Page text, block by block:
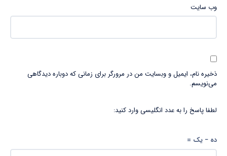
وب‌ سایت
ذخیره نام، ایمیل و وبسایت من در مرورگر برای زمانی که دوباره دیدگاهی
می‌نویسم.
لطفا پاسخ را به عدد انگلیسی وارد کنید:
ده − یک =